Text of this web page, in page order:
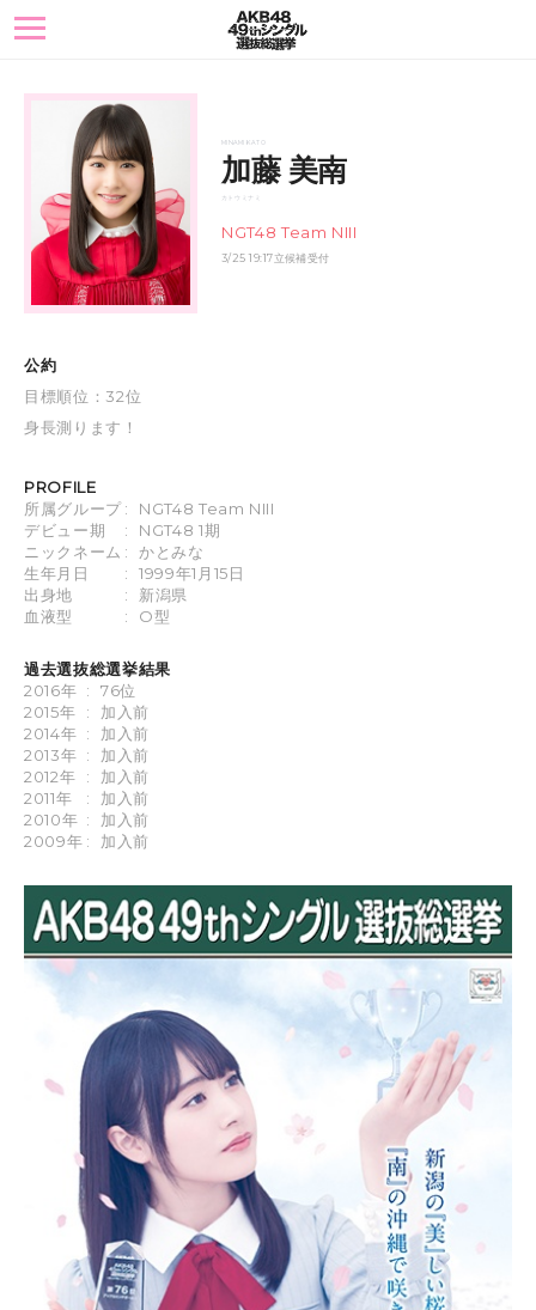
toggle
navigation
MINAMI KATO
加藤 美南
カトウ ミナミ
NGT48 Team NIII
3/25 19:17立候補受付
公約
目標順位：32位
身長測ります！
PROFILE
所属グループ:
NGT48 Team NIII
デビュー期
:
NGT48 1期
ニックネーム :
かとみな
生年月日
:
1999年1月15日
出身地
:
新潟県
血液型
: O型
過去選抜総選挙結果
2016年 :
76位
2015年
:
加入前
2014年 :
加入前
2013年 :
加入前
2012年
:
加入前
2011年
:
加入前
2010年 :
加入前
2009年 : 加入前